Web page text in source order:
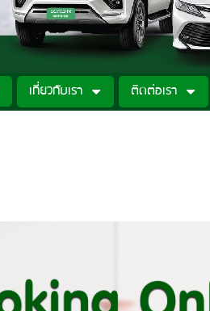
เกี่ยวกับเรา ติดต่อเรา